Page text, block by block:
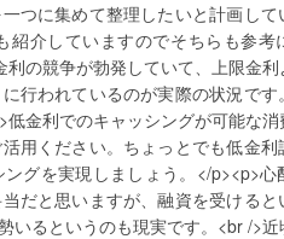
つに集めて整理したいと計画して
介していますのでそちらも参考
の競争が勃発していて、上限金
行われているのが実際の状況で
金利でのキャッシングが可能な
用ください。ちょっとでも低金利
グを実現しましょう。</p><p>心
だと思いますが、融資を受ける
いるというのも現実です。<br />